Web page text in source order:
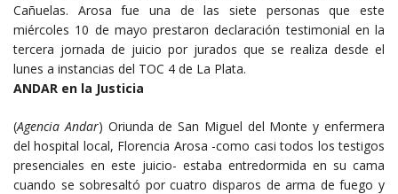
Cañuelas. Arosa fue una de las siete personas que este
miércoles 10 de mayo prestaron declaración testimonial en la
tercera jornada de juicio por jurados que se realiza desde el
lunes a instancias del TOC 4 de La Plata.
ANDAR en la Justicia
(Agencia Andar) Oriunda de San Miguel del Monte y enfermera
del hospital local, Florencia Arosa -como casi todos los testigos
presenciales en este juicio- estaba entredormida en su cama
cuando se sobresaltó por cuatro disparos de arma de fuego y